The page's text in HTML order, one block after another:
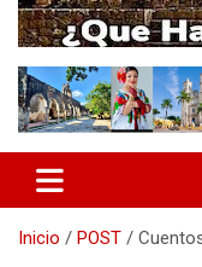
QUE
Inicio POST